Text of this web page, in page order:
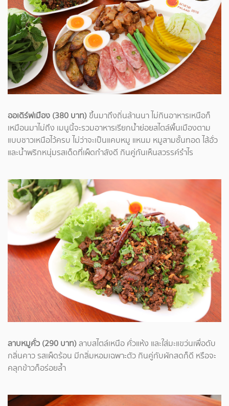
ออเดิร์ฟเมือง (380 บาท) ขึ้นมาถึงถิ่นล้านนา ไม่กินอาหารเหนือก็
เหมือนมาไม่ถึง เมนูนี้จะรวมอาหารเรียกน้ำย่อยสไตล์พื้นเมืองตาม
แบบชาวเหนือไว้ครบ ไม่ว่าจะเป็นแคบหมู แหนม หมูสามชั้นทอด ไส้อั่ว
และน้ำพริกหนุ่มรสเด็ดที่เผ็ดกำลังดี กินคู่กันเห็นสวรรค์รำไร
ลาบหมูคั่ว (290 บาท)ลาบสไตล์เหนือ คั่วแห้ง และใส่มะแขว่นเพื่อดับ
กลิ่นคาว รสเผ็ดร้อน มีกลิ่มหอมเฉพาะตัว กินคู่กับผักสดก็ดี หรือจะ
คลุกข้าวก็อร่อยล้ำ